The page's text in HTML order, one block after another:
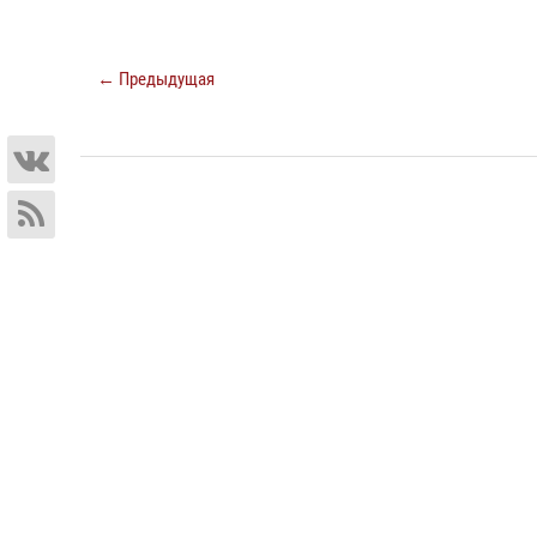
← Предыдущая